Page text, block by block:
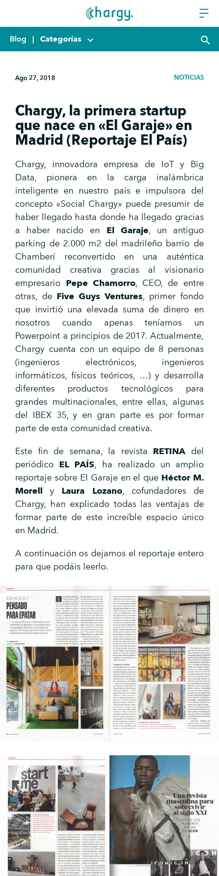
Blog | Categorías keyboard_arrow_down search
Ago 27, 2018 NOTICIAS
Chargy, la primera startup
que nace en «El Garaje» en
Madrid (Reportaje El País)
Chargy, innovadora empresa de IoT y Big
Data, pionera en la carga inalámbrica
inteligente en nuestro país e impulsora del
concepto «Social Chargy» puede presumir de
haber llegado hasta donde ha llegado gracias
a haber nacido en El Garaje, un antiguo
parking de 2.000 m2 del madrileño barrio de
Chamberí reconvertido en una auténtica
comunidad creativa gracias al visionario
empresario Pepe Chamorro, CEO, de entre
otras, de Five Guys Ventures, primer fondo
que invirtió una elevada suma de dinero en
nosotros cuando apenas teníamos un
Powerpoint a principios de 2017. Actualmente,
Chargy cuenta con un equipo de 8 personas
(ingenieros electrónicos, ingenieros
informáticos, físicos teóricos, …) y desarrolla
diferentes productos tecnológicos para
grandes multinacionales, entre ellas, algunas
del IBEX 35, y en gran parte es por formar
parte de esta comunidad creativa.
Este fin de semana, la revista RETINAdel
periódico EL PAÍS, ha realizado un amplio
reportaje sobre El Garaje en el que Héctor M.
Morell y Laura Lozano, cofundadores de
Chargy, han explicado todas las ventajas de
formar parte de este increíble espacio único
en Madrid.
A continuación os dejamos el reportaje entero
para que podáis leerlo.